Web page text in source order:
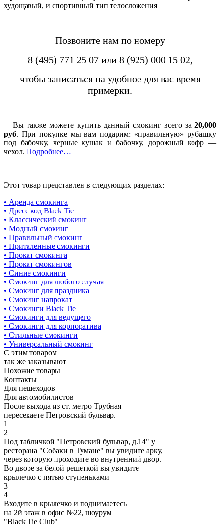
худощавый, и спортивный тип телосложения
Позвоните нам по номеру
8 (495) 771 25 07 или 8 (925) 000 15 02,
чтобы записаться на удобное для вас время
примерки.
Вы также можете купить данный смокинг всего за 20,000
руб. При покупке мы вам подарим: «правильную» рубашку
под бабочку, черные кушак и бабочку, дорожный кофр —
чехол. Подробнее…
Этот товар представлен в следующих разделах:
• Аренда смокинга
• Дресс код Black Tie
• Классический смокинг
• Модный смокинг
• Правильный смокинг
• Приталенные смокинги
• Прокат смокинга
• Прокат смокингов
• Синие смокинги
• Смокинг для любого случая
• Смокинг для праздника
• Смокинг напрокат
• Смокинги Black Tie
• Смокинги для ведущего
• Смокинги для корпоратива
• Стильные смокинги
• Универсальный смокинг
С этим товаром
так же заказывают
Похожие товары
Контакты
Для пешеходов
Для автомобилистов
После выхода из ст. метро Трубная
пересекаете Петровский бульвар.
1
2
Под табличкой "Петровский бульвар, д.14" у
ресторана "Собаки в Тумане" вы увидите арку,
через которую проходите во внутренний двор.
Во дворе за белой решеткой вы увидите
крылечко с пятью ступеньками.
3
4
Входите в крылечко и поднимаетесь
на 2й этаж в офис №22, шоурум
"Black Tie Club"